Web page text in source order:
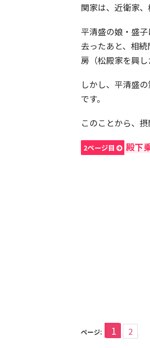
関家は、近衛家
平清盛の娘・盛
去ったあと、相
房（松殿家を興し
しかし、平清盛
です。
このことから、
2ページ目 殿下
ページ: 1 2